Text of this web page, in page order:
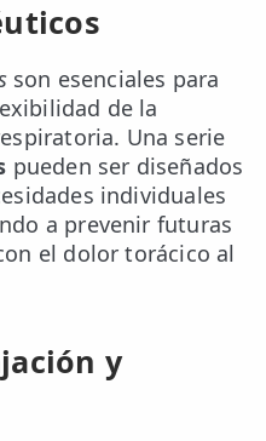
son esenciales para
de la
Una serie
pueden ser diseñados
individuales
a prevenir futuras
el dolor torácico al
y